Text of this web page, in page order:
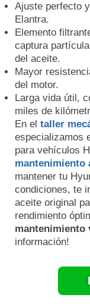
Ajuste perfecto
Elantra.
Elemento
captura
del aceite.
Mayor
del motor.
Larga vida útil,
miles de
En el taller
especializamos
para vehículos
mantenimiento
mantener tu
condiciones, te
aceite original
rendimiento
mantenimiento
información!